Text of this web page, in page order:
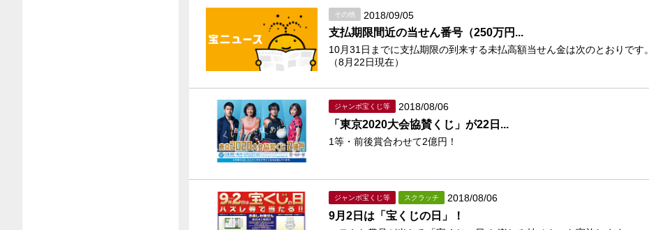
その他 2018/09/05
支払期限間近の当せん番号（250万円...
10月31日までに支払期限の到来する未払高額当せん金は次のとおりです。
（8月22日現在）
ジャンボ宝くじ等 2018/08/06
「東京2020大会協賛くじ」が22日...
1等・前後賞合わせて2億円！
ジャンボ宝くじ等 スクラッチ 2018/08/06
9月2日は「宝くじの日」！